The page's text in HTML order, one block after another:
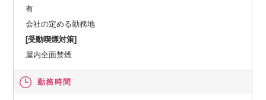
有
会社の定める勤務地
[受動喫煙対策]
屋内全面禁煙
勤務時間